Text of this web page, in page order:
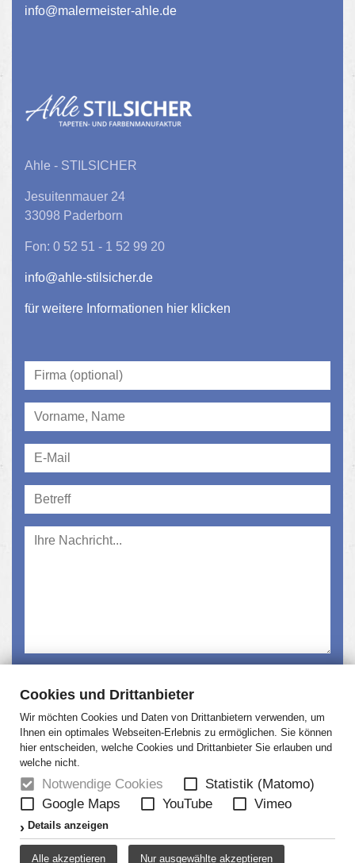
Cookies und Drittanbieter
Wir möchten Cookies und Daten von Drittanbietern verwenden, um
Ihnen ein optimales Webseiten-Erlebnis zu ermöglichen. Sie können
hier entscheiden, welche Cookies und Drittanbieter Sie erlauben und
welche nicht.
Notwendige Cookies
Statistik (Matomo)
Google Maps
YouTube Vimeo
Details anzeigen
Alle akzeptieren Nur ausgewählte akzeptieren
info@malermeister-ahle.de
Ahle - STILSICHER
Jesuitenmauer 24
33098 Paderborn
Fon: 0 52 51 - 1 52 99 20
info@ahle-stilsicher.de
für weitere Informationen hier klicken
akzeptiert.
Absenden
HOME
KONTAKT
AGB DATENSCHUTZ